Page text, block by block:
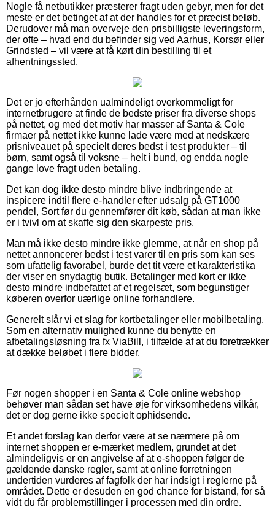
Nogle få netbutikker præsterer fragt uden gebyr, men for det
meste er det betinget af at der handles for et præcist beløb.
Derudover må man overveje den prisbilligste leveringsform,
der ofte – hvad end du befinder sig ved Aarhus, Korsør eller
Grindsted – vil være at få kørt din bestilling til et
afhentningssted.
Det er jo efterhånden ualmindeligt overkommeligt for
internetbrugere at finde de bedste priser fra diverse shops
på nettet, og med det motiv har masser af Santa & Cole
firmaer på nettet ikke kunne lade være med at nedskære
prisniveauet på specielt deres bedst i test produkter – til
børn, samt også til voksne – helt i bund, og endda nogle
gange love fragt uden betaling.
Det kan dog ikke desto mindre blive indbringende at
inspicere indtil flere e-handler efter udsalg på GT1000
pendel, Sort før du gennemfører dit køb, sådan at man ikke
er i tvivl om at skaffe sig den skarpeste pris.
Man må ikke desto mindre ikke glemme, at når en shop på
nettet annoncerer bedst i test varer til en pris som kan ses
som ufattelig favorabel, burde det tit være et karakteristika
der viser en snydagtig butik. Betalinger med kort er ikke
desto mindre indbefattet af et regelsæt, som begunstiger
køberen overfor uærlige online forhandlere.
Generelt slår vi et slag for kortbetalinger eller mobilbetaling.
Som en alternativ mulighed kunne du benytte en
afbetalingsløsning fra fx ViaBill, i tilfælde af at du foretrækker
at dække beløbet i flere bidder.
Før nogen shopper i en Santa & Cole online webshop
behøver man sådan set have øje for virksomhedens vilkår,
det er dog gerne ikke specielt ophidsende.
Et andet forslag kan derfor være at se nærmere på om
internet shoppen er e-mærket medlem, grundet at det
almindeligvis er en angivelse af at e-shoppen følger de
gældende danske regler, samt at online forretningen
undertiden vurderes af fagfolk der har indsigt i reglerne på
området. Dette er desuden en god chance for bistand, for så
vidt du får problemstillinger i processen med din ordre.